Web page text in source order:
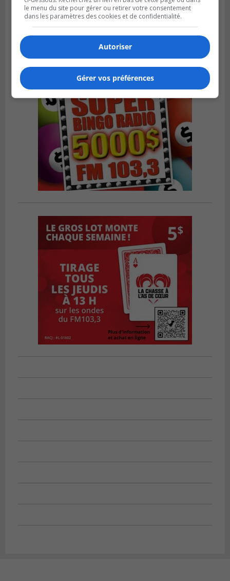
BOUCHERVILLE
Publié le 13 juillet 2026 à 10h43
Boucherville et le CSSP discutent d’une
Planification scolaire
le menu du site pour gérer ou retirer votre consentement
dans les paramètres des cookies et de confidentialité.
Autoriser
Gérer vos préférences